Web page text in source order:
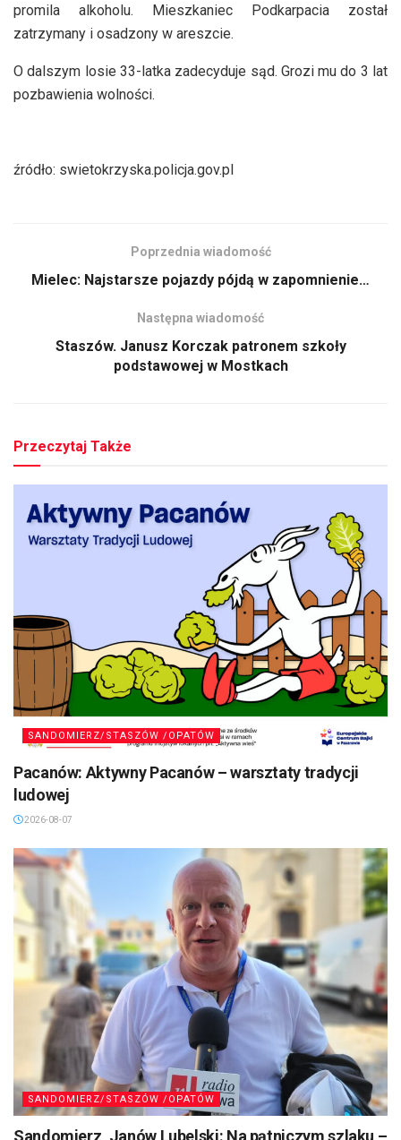
promila alkoholu. Mieszkaniec Podkarpacia został
zatrzymany i osadzony w areszcie.
O dalszym losie 33-latka zadecyduje sąd. Grozi mu do 3 lat
pozbawienia wolności.
źródło: swietokrzyska.policja.gov.pl
Poprzednia wiadomość
Mielec: Najstarsze pojazdy pójdą w zapomnienie…
Następna wiadomość
Staszów. Janusz Korczak patronem szkoły
podstawowej w Mostkach
Przeczytaj Także
SANDOMIERZ/STASZÓW /OPATÓW
Pacanów: Aktywny Pacanów – warsztaty tradycji
ludowej
2026-08-07
SANDOMIERZ/STASZÓW /OPATÓW
Sandomierz, Janów Lubelski: Na pątniczym szlaku –